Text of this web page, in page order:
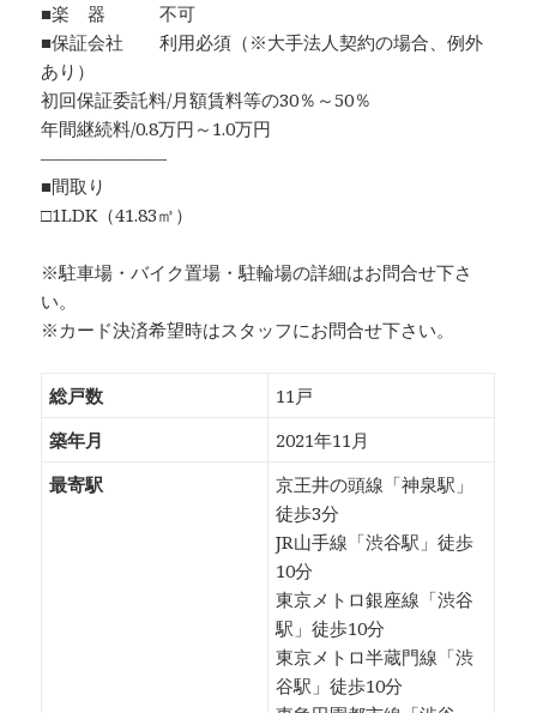
■楽 器 不可
■保証会社 利用必須（※大手法人契約の場合、例外
あり）
初回保証委託料/月額賃料等の30％～50％
年間継続料/0.8万円～1.0万円
―――――――
■間取り
□1LDK（41.83㎡）
※駐車場・バイク置場・駐輪場の詳細はお問合せ下さ
い。
※カード決済希望時はスタッフにお問合せ下さい。
総戸数
11戸
築年月
2021年11月
最寄駅
京王井の頭線「神泉駅」
徒歩3分
JR山手線「渋谷駅」徒歩
10分
東京メトロ銀座線「渋谷
駅」徒歩10分
東京メトロ半蔵門線「渋
谷駅」徒歩10分